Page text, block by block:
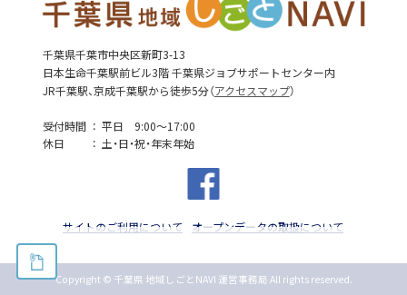
千葉県千葉市中央区新町3-13
日本生命千葉駅前ビル3階 千葉県ジョブサポートセンター内
JR千葉駅、京成千葉駅から徒歩5分（アクセスマップ）
受付時間
平日 9:00～17:00
休日
土・日・祝・年末年始
サイトのご利用について オープンデータの取扱について
Copyright © 千葉県 地域しごとNAVI 運営事務局 All rights reserved.